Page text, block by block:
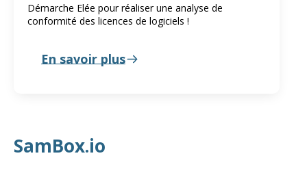
Démarche Elée pour réaliser une analyse de
conformité des licences de logiciels !
En savoir plus
SamBox.io